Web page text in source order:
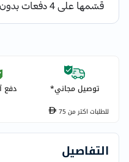
توصيل مجاني* دفع
للطلبات اكتر من75
التفاصيل